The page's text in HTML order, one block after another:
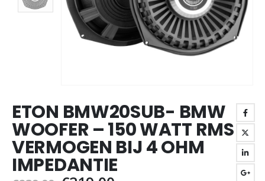
ETON BMW20SUB- BMW
WOOFER – 150 WATT RMS
VERMOGEN BIJ 4 OHM
IMPEDANTIE